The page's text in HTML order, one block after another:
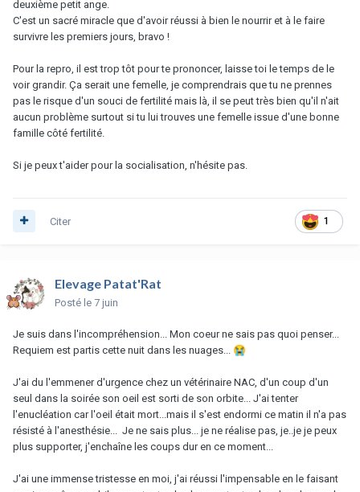
deuxième petit ange.
C'est un sacré miracle que d'avoir réussi à bien le nourrir et à le faire
survivre les premiers jours, bravo !
Pour la repro, il est trop tôt pour te prononcer, laisse toi le temps de le
voir grandir. Ça serait une femelle, je comprendrais que tu ne prennes
pas le risque d'un souci de fertilité mais là, il se peut très bien qu'il n'ait
aucun problème surtout si tu lui trouves une femelle issue d'une bonne
famille côté fertilité.
Si je peux t'aider pour la socialisation, n'hésite pas.
1
Citer
Elevage Patat'Rat
Posté le 7 juin
Je suis dans l'incompréhension... Mon coeur ne sais pas quoi penser...
Requiem est partis cette nuit dans les nuages... 😭
J'ai du l'emmener d'urgence chez un vétérinaire NAC, d'un coup d'un
seul dans la soirée son oeil est sorti de son orbite... J'ai tenter
l'enucléation car l'oeil était mort...mais il s'est endormi ce matin il n'a pas
résisté à l'anesthésie... Je ne sais plus... je ne réalise pas, je..je je peux
plus supporter, j'enchaîne les coups dur en ce moment...
J'ai une immense tristesse en moi, j'ai réussi l'impensable en le faisant